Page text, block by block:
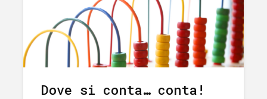
Dove si conta… conta!